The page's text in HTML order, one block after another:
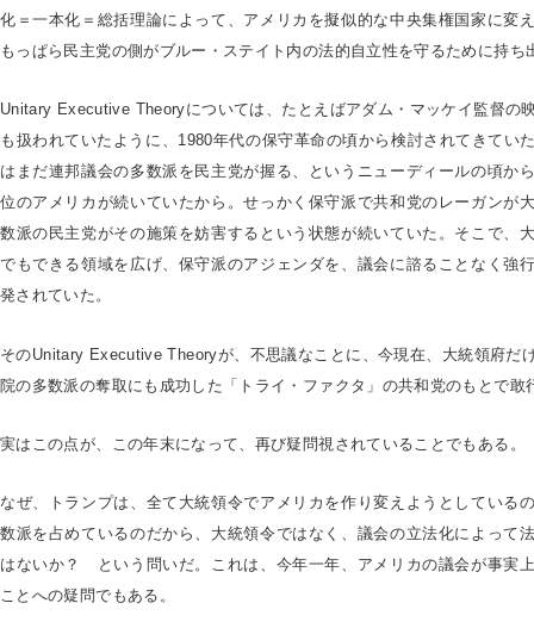
化＝一本化＝総括理論によって、アメリカを擬似的な中央集権国家に変
もっぱら民主党の側がブルー・ステイト内の法的自立性を守るために持ち
Unitary Executive Theoryについては、たとえばアダム・マッケイ監督の
も扱われていたように、1980年代の保守革命の頃から検討されてきてい
はまだ連邦議会の多数派を民主党が握る、というニューディールの頃か
位のアメリカが続いていたから。せっかく保守派で共和党のレーガンが
数派の民主党がその施策を妨害するという状態が続いていた。そこで、
でもできる領域を広げ、保守派のアジェンダを、議会に諮ることなく強
発されていた。
そのUnitary Executive Theoryが、不思議なことに、今現在、大統領府だ
院の多数派の奪取にも成功した「トライ・ファクタ」の共和党のもとで敢
実はこの点が、この年末になって、再び疑問視されていることでもある。
なぜ、トランプは、全て大統領令でアメリカを作り変えようとしてい
数派を占めているのだから、大統領令ではなく、議会の立法化によって
はないか？ という問いだ。これは、今年一年、アメリカの議会が事実
ことへの疑問でもある。